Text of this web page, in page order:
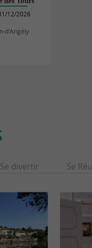
12/2026
d'Angély
Se divertir Se